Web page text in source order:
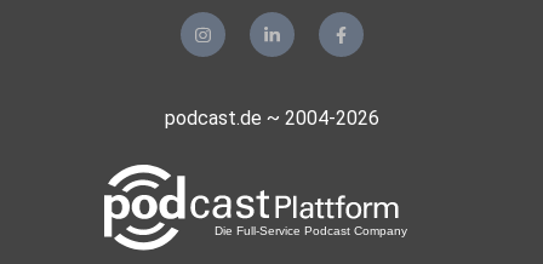
podcast.de ~ 2004-2026